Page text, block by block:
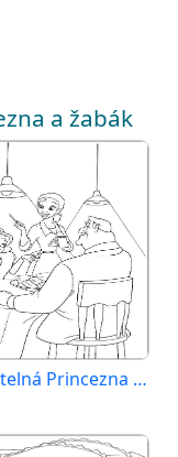
a žabák
Tisknutelná Princezna a žabák zdarma